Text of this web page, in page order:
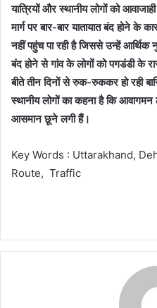
यात्रियों और स्थानीय लोगों को
मार्ग पर बार-बार यातायात बंद होने
नहीं पहुंच पा रही है जिससे उन्हें आर्थिक
बंद होने से गांव के लोगों को पगडंडी के
बीते तीन दिनों से रुक-रुककर हो रही
स्थानीय लोगों का कहना है कि
आसमान छूने लगी हैं।
Key Words : Uttarakhand,
Route, Traffic